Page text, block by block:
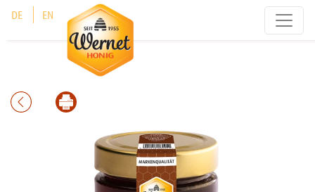
DE EN
Cookie-Einstellungen